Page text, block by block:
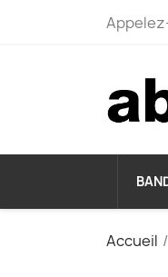
Accueil